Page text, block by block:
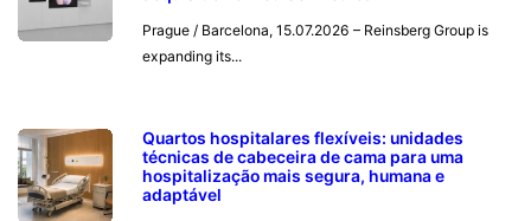
Prague / Barcelona, 15.07.2026 – Reinsberg Group is
expanding its...
Quartos hospitalares flexíveis: unidades
técnicas de cabeceira de cama para uma
hospitalização mais segura, humana e
adaptável